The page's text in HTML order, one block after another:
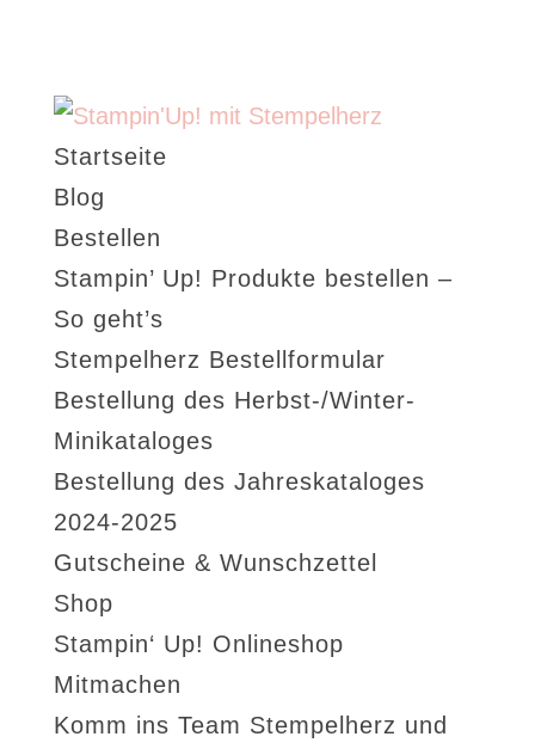
Startseite
Blog
Bestellen
Stampin’ Up! Produkte bestellen –
So geht’s
Stempelherz Bestellformular
Bestellung des Herbst-/Winter-
Minikataloges
Bestellung des Jahreskataloges
2024-2025
Gutscheine & Wunschzettel
Shop
Stampin‘ Up! Onlineshop
Mitmachen
Komm ins Team Stempelherz und